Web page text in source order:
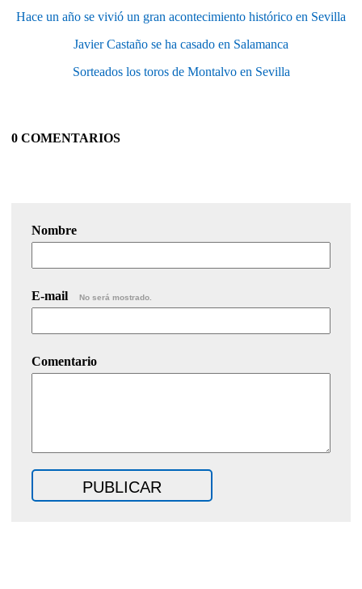
Hace un año se vivió un gran acontecimiento histórico en Sevilla
Javier Castaño se ha casado en Salamanca
Sorteados los toros de Montalvo en Sevilla
0 COMENTARIOS
Nombre
E-mail No será mostrado.
Comentario